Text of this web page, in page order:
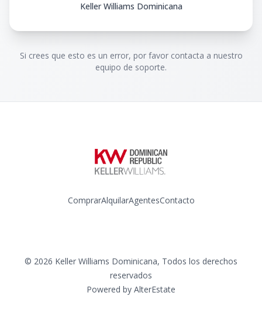
Keller Williams Dominicana
Si crees que esto es un error, por favor contacta a nuestro
equipo de soporte.
ComprarAlquilarAgentesContacto
© 2026 Keller Williams Dominicana, Todos los derechos
reservados
Powered by AlterEstate